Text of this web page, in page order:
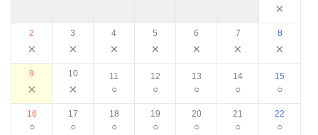
×
2
×
3
×
4
×
5
×
6
×
7
×
8
×
9
×
10
×
11
○
12
○
13
○
14
○
15
○
16
○
17
○
18
○
19
○
20
○
21
○
22
○